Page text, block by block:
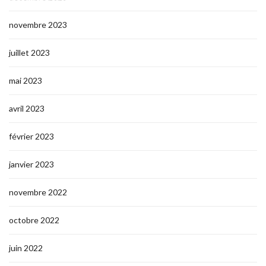
novembre 2023
juillet 2023
mai 2023
avril 2023
février 2023
janvier 2023
novembre 2022
octobre 2022
juin 2022